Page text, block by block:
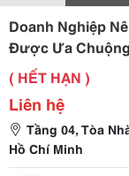
Doanh Nghiệp
Được Ưa
( HẾT HẠN )
Liên hệ
Tầng 04, Tòa
Hồ Chí Minh